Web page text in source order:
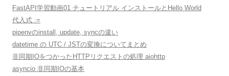
FastAPI学習動画01 チュートリアル インストールとHello World
代入式 :=
pipenvのinstall, update, syncの違い
datetime の UTC / JSTの変換についてまとめ
非同期IOをつかったHTTPリクエストの処理 aiohttp
asyncio 非同期IOの基本